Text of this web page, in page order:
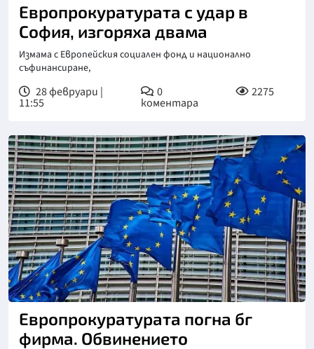
Европрокуратурата с удар в
София, изгоряха двама
Измама с Европейския социален фонд и национално
съфинансиране,
28 февруари |
11:55
0
коментара
2275
Европрокуратурата погна бг
фирма. Обвинението